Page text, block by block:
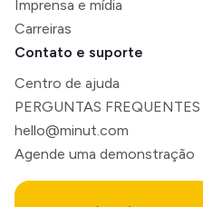
Imprensa e mídia
Carreiras
Contato e suporte
Centro de ajuda
PERGUNTAS FREQUENTES
hello@minut.com
Agende uma demonstração